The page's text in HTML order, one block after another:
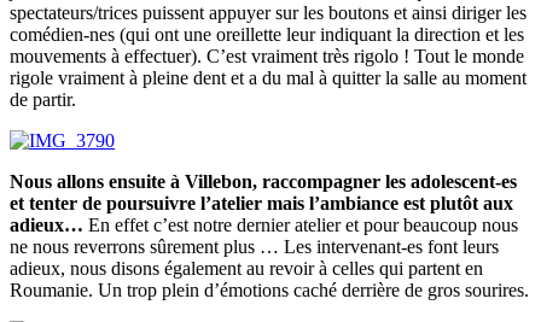
spectateurs/trices puissent appuyer sur les boutons et ainsi diriger les
comédien-nes (qui ont une oreillette leur indiquant la direction et les
mouvements à effectuer). C’est vraiment très rigolo ! Tout le monde
rigole vraiment à pleine dent et a du mal à quitter la salle au moment
de partir.
Nous allons ensuite à Villebon, raccompagner les adolescent-es
et tenter de poursuivre l’atelier mais l’ambiance est plutôt aux
adieux… En effet c’est notre dernier atelier et pour beaucoup nous
ne nous reverrons sûrement plus … Les intervenant-es font leurs
adieux, nous disons également au revoir à celles qui partent en
Roumanie. Un trop plein d’émotions caché derrière de gros sourires.